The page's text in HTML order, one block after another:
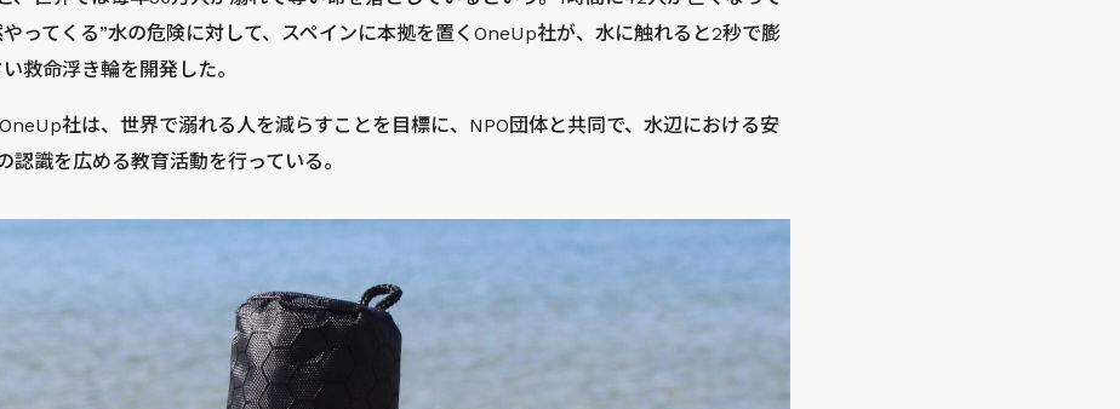
ってくる”水の危険に対して、スペインに本拠を置くOneUp社が、水に触れると2秒で膨
救命浮き輪を開発した。
社は、世界で溺れる人を減らすことを目標に、NPO団体と共同で、水辺における安
認識を広める教育活動を行っている。